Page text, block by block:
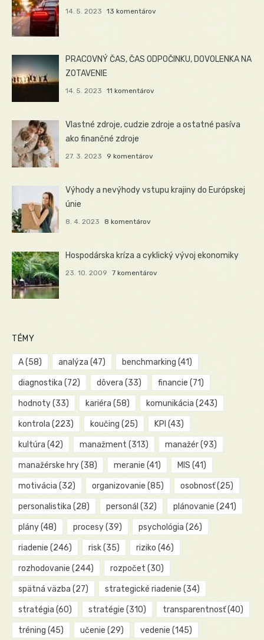
14. 5. 2023 13 komentárov
PRACOVNÝ ČAS, ČAS ODPOČINKU, DOVOLENKA NA
ZOTAVENIE
14. 5. 2023 11 komentárov
Vlastné zdroje, cudzie zdroje a ostatné pasíva
ako finančné zdroje
27. 3. 2023 9 komentárov
Výhody a nevýhody vstupu krajiny do Európskej
únie
8. 4. 2023 8 komentárov
Hospodárska kríza a cyklický vývoj ekonomiky
23. 10. 2009 7 komentárov
TÉMY
A(58) analýza (47) benchmarking (41)
diagnostika (72) dôvera (33) financie (71)
hodnoty(33) kariéra (58) komunikácia (243)
kontrola (223) koučing (25) KPI (43)
kultúra (42) manažment (313) manažér(93)
manažérske hry(38) meranie (41) MIS (41)
motivácia (32) organizovanie (85) osobnosť(25)
personalistika (28) personál (32) plánovanie (241)
plány(48) procesy(39) psychológia (26)
riadenie (246) risk(35) riziko (46)
rozhodovanie (244) rozpočet (30)
spätná väzba (27) strategické riadenie (34)
stratégia (60) stratégie (310) transparentnosť(40)
tréning (45) učenie (29) vedenie (145)